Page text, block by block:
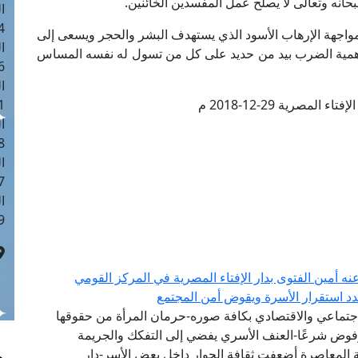
الإرهاب الأسود الذي يستهدف البشر والحجر ويسعى إلى
الضرب بيد من حديد على كل من تسول له نفسه المساس
المصرية 29-12-2018 م
أمين الفتوى بدار الإفتاء المصرية في المركز القومي
استقرار الأسرة ويقوض أمن المجتمع
والاقتصادي بكافة صوره-حرمان المرأة من حقوقها
شرعًا-العنف الأسري يفضي إلى التفكك والجريمة
المعاصرة أضعفت ثقافة الحوار داخل بعض الأسر-دار
1